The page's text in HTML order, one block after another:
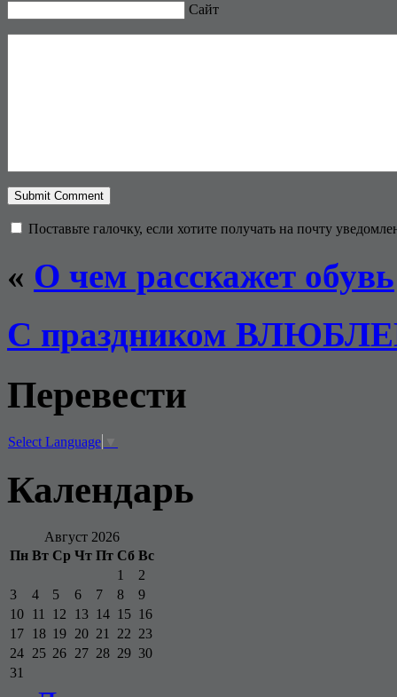
Сайт
Поставьте галочку, если хотите получать на почту
« О чем расскажет обувь
С праздником
Перевести
Select Language
Календарь
Август 2026
Пн Вт Ср Чт Пт Сб Вс
1
2
3
4 5 6 7 8
9
10 11 12 13 14 15 16
17 18 19 20 21 22 23
24 25 26 27 28 29 30
31